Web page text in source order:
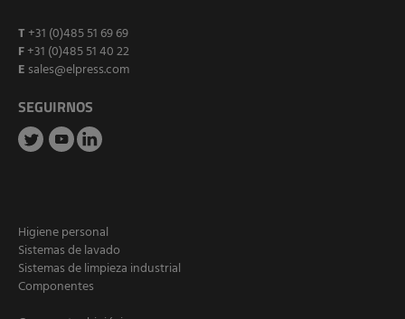
T +31 (0)485 51 69 69
F+31 (0)485 51 40 22
E sales@elpress.com
SEGUIRNOS
Higiene personal
Sistemas de lavado
Sistemas de limpieza industrial
Componentes